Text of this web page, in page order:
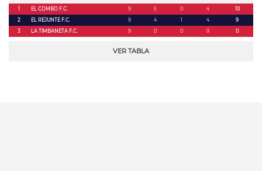
1 EL COMBO F.C. 9 5 0 4
10
2
EL REJUNTE F.C. 9 4 1 4
9
3
LA TIMBANETA F.C. 9 0 0 9 0
VER TABLA